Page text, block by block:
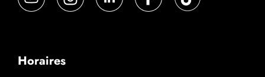
Horaires